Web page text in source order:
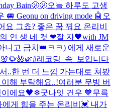
Bain🫢🫢오늘 하루도 고생
🚐 Geonu on driving mode 🤖 오
요 그쵸? 좋은 꿈 꿔요 온리비
인 생 네 컷 ❤잘 자🖤with JM
니고 금치👑ㅋㅋ) 에게 새로운
#레코딩_속_보입니다
..한 번 더 느낌 가는대로 쳐봤
해 부탁해요..!여러분 무빙 버
에요🖤❄굿나잇 건우 💙무륵
에게 힘을 주는 온리비💓 내가